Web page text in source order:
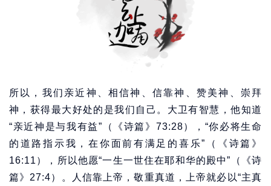
所以，我们亲近神、相信神、信靠神、赞美神、崇拜
神，获得最大好处的是我们自己。大卫有智慧，他知道
“亲近神是与我有益”（《诗篇》73:28），“你必将生命
的道路指示我，在你面前有满足的喜乐”（《诗篇》
16:11），所以他愿“一生一世住在耶和华的殿中”（《诗
篇》27:4）。人信靠上帝，敬重真道，上帝就必以“主真